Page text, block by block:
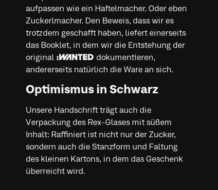
aufpassen wie ein Haftelmacher. Oder eben
Zuckerlmacher. Den Beweis, dass wir es
trotzdem geschafft haben, liefert einerseits
das Booklet, in dem wir die Entstehung der
original :WANTED dokumentieren,
andererseits natürlich die Ware an sich.
Optimismus in Schwarz
Unsere Handschrift trägt auch die
Verpackung des Rex-Glases mit süßem
Inhalt: Raffiniert ist nicht nur der Zucker,
sondern auch die Stanzform und Faltung
des kleinen Kartons, in dem das Geschenk
überreicht wird.